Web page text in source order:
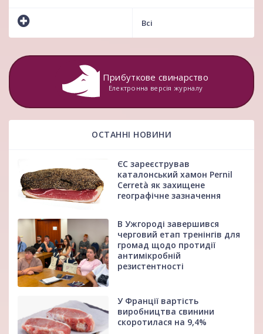
Всі
Прибуткове свинарство
Електронна версія журналу
ОСТАННІ НОВИНИ
ЄС зареєстрував
каталонський хамон Pernil
Cerretà як захищене
географічне зазначення
В Ужгороді завершився
черговий етап тренінгів для
громад щодо протидії
антимікробній
резистентності
У Франції вартість
виробництва свинини
скоротилася на 9,4%